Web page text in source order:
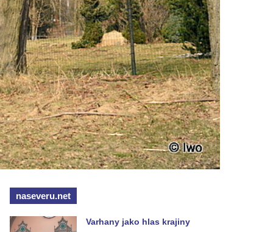
naseveru.net
Varhany jako hlas krajiny